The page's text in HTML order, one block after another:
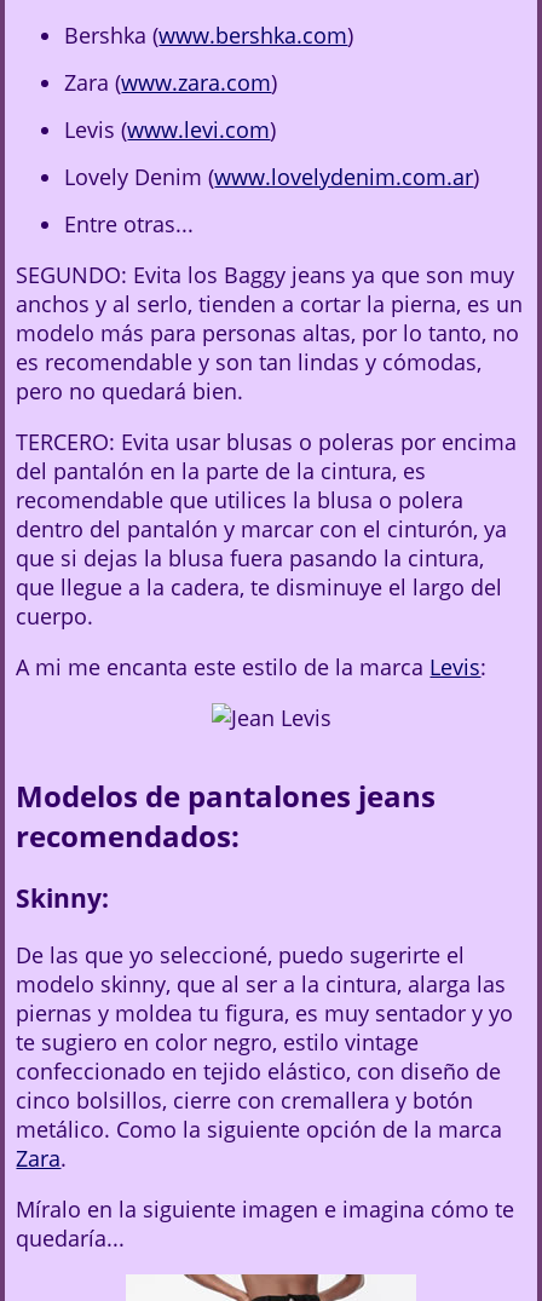
Bershka (www.bershka.com)
Zara (www.zara.com)
Levis (www.levi.com)
Lovely Denim (www.lovelydenim.com.ar)
Entre otras...
SEGUNDO: Evita los Baggy jeans ya que son muy
anchos y al serlo, tienden a cortar la pierna, es un
modelo más para personas altas, por lo tanto, no
es recomendable y son tan lindas y cómodas,
pero no quedará bien.
TERCERO: Evita usar blusas o poleras por encima
del pantalón en la parte de la cintura, es
recomendable que utilices la blusa o polera
dentro del pantalón y marcar con el cinturón, ya
que si dejas la blusa fuera pasando la cintura,
que llegue a la cadera, te disminuye el largo del
cuerpo.
A mi me encanta este estilo de la marca Levis:
Modelos de pantalones jeans
recomendados:
Skinny:
De las que yo seleccioné, puedo sugerirte el
modelo skinny, que al ser a la cintura, alarga las
piernas y moldea tu figura, es muy sentador y yo
te sugiero en color negro, estilo vintage
confeccionado en tejido elástico, con diseño de
cinco bolsillos, cierre con cremallera y botón
metálico. Como la siguiente opción de la marca
Zara.
Míralo en la siguiente imagen e imagina cómo te
quedaría...